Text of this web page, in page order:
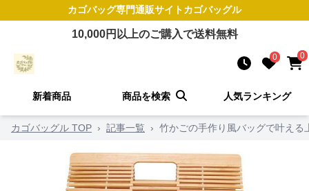
カゴバッグ専門通販サイトカゴバッグル
10,000円以上のご購入で送料無料
0 0
新着商品 商品を検索 人気ランキング
カゴバッグル TOP › 記事一覧 › 竹かごの手作り風バッグで叶え